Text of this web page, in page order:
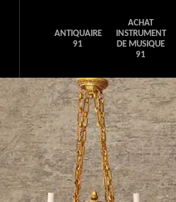
ANTIQUAIRE
91
ACHAT
INSTRUMENT
DE MUSIQUE
91